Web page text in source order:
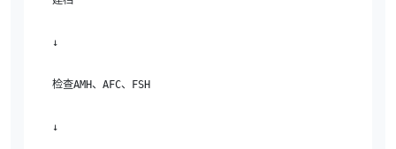
↓
检查AMH、AFC、FSH
↓